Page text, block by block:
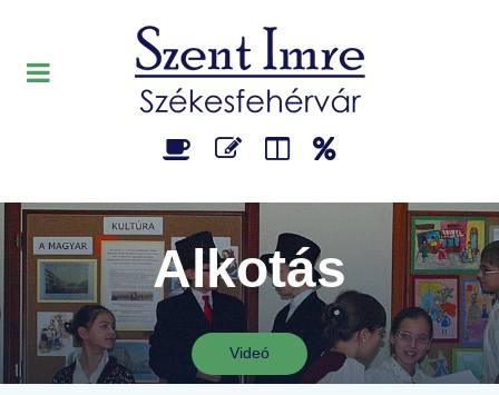
Alkotás
Videó